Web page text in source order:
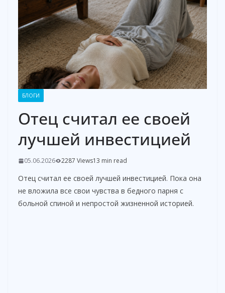
БЛОГИ
Отец считал ее своей
лучшей инвестицией
05.06.2026 2287 Views13 min read
Отец считал ее своей лучшей инвестицией. Пока она
не вложила все свои чувства в бедного парня с
больной спиной и непростой жизненной историей.